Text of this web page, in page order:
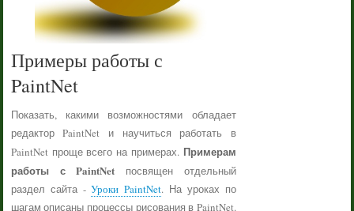
Примеры работы с
PaintNet
Показать, какими возможностями обладает
редактор PaintNet и научиться работать в
PaintNet проще всего на примерах. Примерам
работы с PaintNet посвящен отдельный
раздел сайта -Уроки PaintNet. На уроках по
шагам описаны процессы рисования в PaintNet.